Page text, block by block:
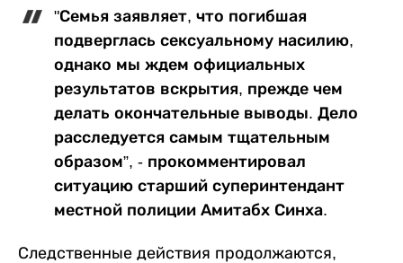
"Семья заявляет, что погибшая
подверглась сексуальному насилию,
однако мы ждем официальных
результатов вскрытия, прежде чем
делать окончательные выводы. Дело
расследуется самым тщательным
образом”, - прокомментировал
ситуацию старший суперинтендант
местной полиции Амитабх Синха.
Следственные действия продолжаются,